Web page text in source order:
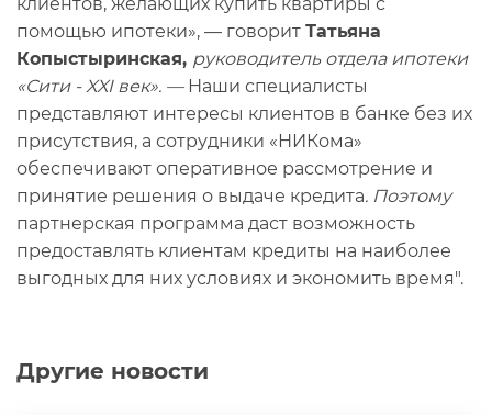
Другие новости
помощью ипотеки», — говорит Татьяна
Копыстыринская, руководитель отдела ипотеки
«Сити - XXI век». — Наши специалисты
представляют интересы клиентов в банке без их
присутствия, а сотрудники «НИКома»
обеспечивают оперативное рассмотрение и
принятие решения о выдаче кредита. Поэтому
партнерская программа даст возможность
предоставлять клиентам кредиты на наиболее
выгодных для них условиях и экономить время".